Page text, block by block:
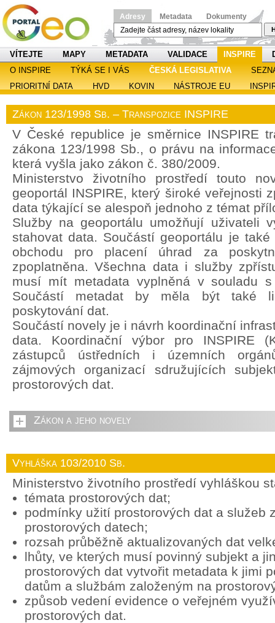
Adresy Metadata Dokumenty
VÍTEJTE MAPY METADATA VALIDACE INSPIRE
O INSPIRE
TÝKÁ SE I VÁS ČESKÁ LEGISLATIVA
PRIORITNÍ DATA
HVD KOVIN NÁSTROJE EU
Zákon 123/1998 Sb. – Transpozice INSPIRE
V České republice je směrnice INSPIRE
zákona 123/1998 Sb., o právu na
která vyšla jako zákon č. 380/2009.
Ministerstvo životního prostředí touto
geoportál INSPIRE, který široké veřejnosti
data týkající se alespoň jednoho z témat
Služby na geoportálu umožňují uživateli
stahovat data. Součástí geoportálu je také
obchodu pro placení úhrad za
zpoplatněna. Všechna data i služby
musí mít metadata vyplněná v souladu s
Součástí metadat by měla být také
poskytování dat.
Součástí novely je i návrh koordinační
data. Koordinační výbor pro INSPIRE
zástupců ústředních i územních
zájmových organizací sdružujících
prostorových dat.
Zákon a jeho novely
Vyhláška 103/2010 Sb.
Ministerstvo životního prostředí vyhláškou
témata prostorových dat;
podmínky užití prostorových dat a služeb
prostorových datech;
rozsah průběžně aktualizovaných dat
lhůty, ve kterých musí povinný subjekt a
prostorových dat vytvořit metadata k jimi
datům a službám založeným na
způsob vedení evidence o veřejném
prostorových dat.